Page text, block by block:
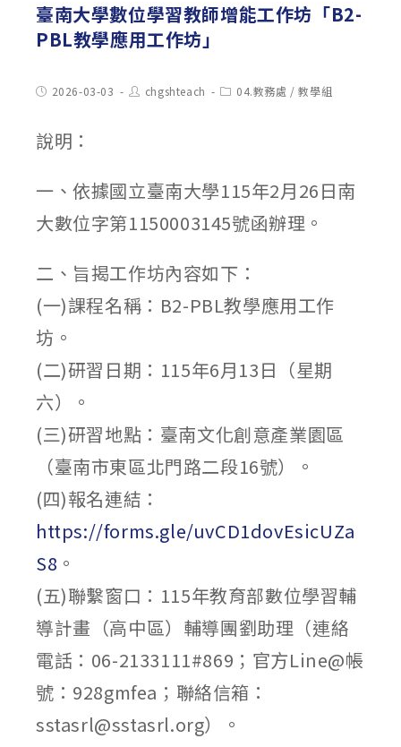
臺南大學數位學習教師增能工作坊「B2-
PBL教學應用工作坊」
Post2026-03-03
Post
author:
chgshteach
Post04.教務處 / 教學組
說明：
一、依據國立臺南大學115年2月26日南
大數位字第1150003145號函辦理。
二、旨揭工作坊內容如下：
(一)課程名稱：B2-PBL教學應用工作
坊。
(二)研習日期：115年6月13日（星期
六）。
(三)研習地點：臺南文化創意產業園區
（臺南市東區北門路二段16號）。
(四)報名連結：
https://forms.gle/uvCD1dovEsicUZa
S8 。
(五)聯繫窗口：115年教育部數位學習輔
導計畫（高中區）輔導團劉助理（連絡
電話：06-2133111#869；官方Line@帳
號：928gmfea；聯絡信箱：
sstasrl@sstasrl.org）。